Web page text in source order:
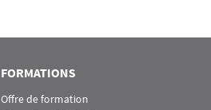
FORMATIONS
Offre de formation